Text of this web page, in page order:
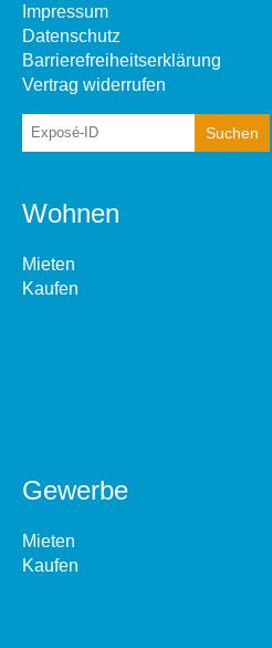
Impressum
Datenschutz
Barrierefreiheitserklärung
Vertrag widerrufen
Wohnen
Mieten
Kaufen
Gewerbe
Mieten
Kaufen